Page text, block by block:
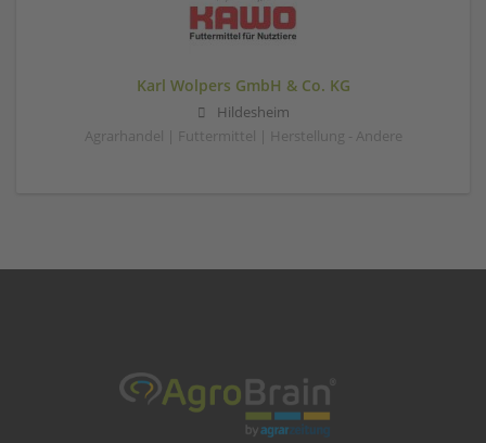
Karl Wolpers GmbH & Co. KG
Hildesheim
Agrarhandel | Futtermittel | Herstellung - Andere